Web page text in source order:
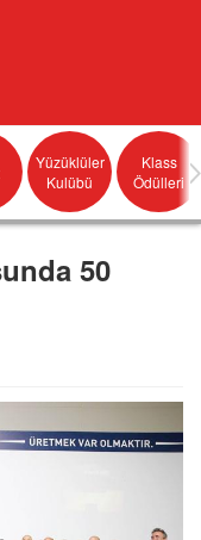
Yüzüklüler
Kulübü
Klass
Ödülleri
50